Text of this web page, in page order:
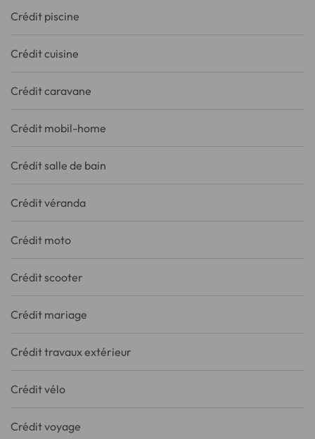
Crédit piscine
Crédit cuisine
Crédit caravane
Crédit mobil-home
Crédit salle de bain
Crédit véranda
Crédit moto
Crédit scooter
Crédit mariage
Crédit travaux extérieur
Crédit vélo
Crédit voyage